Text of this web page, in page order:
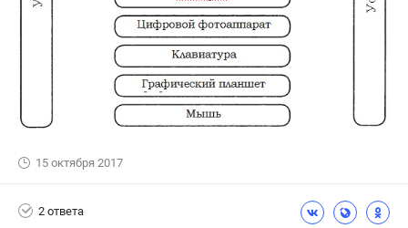
15 октября 2017
2 ответа